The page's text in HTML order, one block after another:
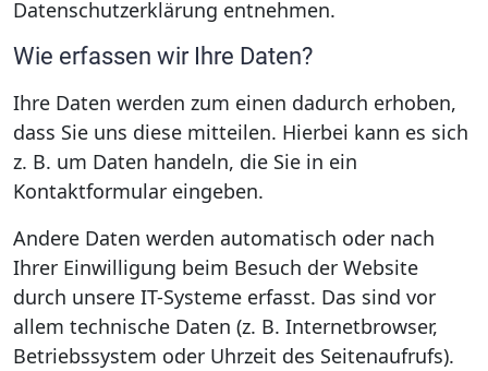
Datenschutzerklärung entnehmen.
Wie erfassen wir Ihre Daten?
Ihre Daten werden zum einen dadurch erhoben,
dass Sie uns diese mitteilen. Hierbei kann es sich
z. B. um Daten handeln, die Sie in ein
Kontaktformular eingeben.
Andere Daten werden automatisch oder nach
Ihrer Einwilligung beim Besuch der Website
durch unsere IT-Systeme erfasst. Das sind vor
allem technische Daten (z. B. Internetbrowser,
Betriebssystem oder Uhrzeit des Seitenaufrufs).